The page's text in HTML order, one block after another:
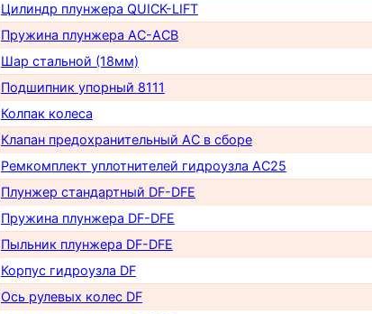
Цилиндр плунжера QUICK-LIFT
Пружина плунжера AC-ACB
Шар стальной (18мм)
Подшипник упорный 8111
Колпак колеса
Клапан предохранительный AC в сборе
Ремкомплект уплотнителей гидроузла AC25
Плунжер стандартный DF-DFE
Пружина плунжера DF-DFE
Пыльник плунжера DF-DFE
Корпус гидроузла DF
Ось рулевых колес DF